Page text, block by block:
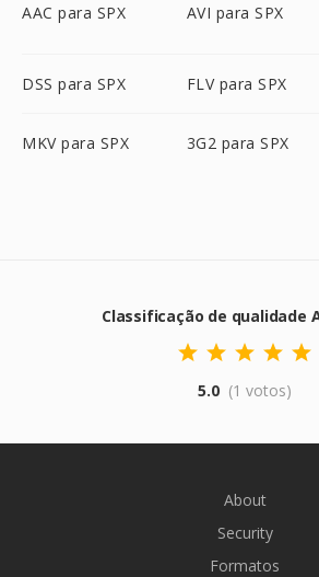
AAC para SPX AVI para SPX
DSS para SPX FLV para SPX
MKV para SPX 3G2 para SPX
Classificação de qualidade
5.0 (1 votos)
About
Security
Formatos